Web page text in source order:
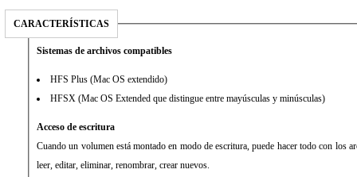
CARACTERÍSTICAS
Sistemas de archivos compatibles
HFS Plus (Mac OS extendido)
HFSX (Mac OS Extended que distingue entre mayúsculas y minúsculas)
Acceso de escritura
Cuando un volumen está montado en modo de escritura, puede hacer todo con los
leer, editar, eliminar, renombrar, crear nuevos.